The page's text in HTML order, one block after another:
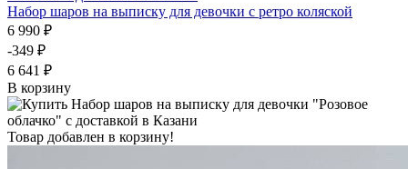
Набор шаров на выписку для девочки с ретро коляской
6 990 ₽
-349 ₽
6 641 ₽
В корзину
Товар добавлен в корзину!